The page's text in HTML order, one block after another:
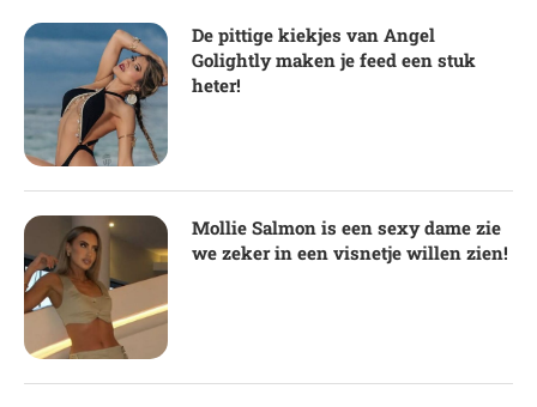
De pittige kiekjes van Angel
Golightly maken je feed een stuk
heter!
Mollie Salmon is een sexy dame zie
we zeker in een visnetje willen zien!